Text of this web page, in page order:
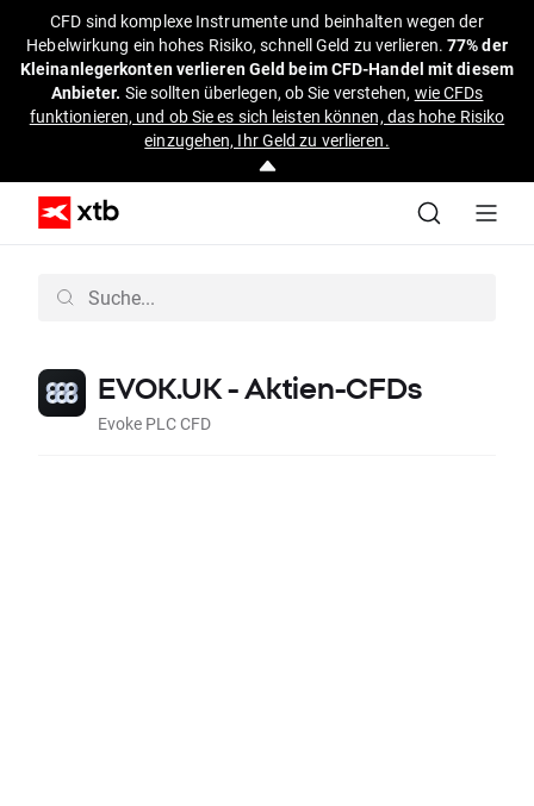
CFD sind komplexe Instrumente und beinhalten wegen der
Hebelwirkung ein hohes Risiko, schnell Geld zu verlieren.77% der
Kleinanlegerkonten verlieren Geld beim CFD-Handel mit diesem
Anbieter. Sie sollten überlegen, ob Sie verstehen, wie CFDs
funktionieren, und ob Sie es sich leisten können, das hohe Risiko
einzugehen, Ihr Geld zu verlieren.
EVOK.UK - Aktien-CFDs
Evoke PLC CFD